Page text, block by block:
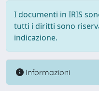
I documenti in IRIS
tutti i diritti sono
indicazione.
Informazioni